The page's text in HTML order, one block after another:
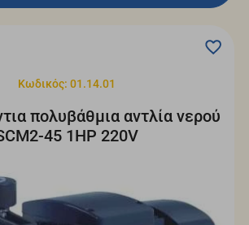
Κωδικός: 01.14.01
πολυβάθμια αντλία νερού
45 1HP 220V